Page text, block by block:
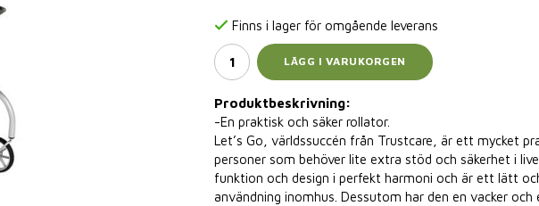
Finns i lager för omgående leverans
LÄGG I VARUKORGEN
Produktbeskrivning:
-En praktisk och säker rollator.
Let’s Go, världssuccén från Trustcare, är ett mycket
personer som behöver lite extra stöd och säkerhet i
funktion och design i perfekt harmoni och är ett lätt
användning inomhus. Dessutom har den en vacker